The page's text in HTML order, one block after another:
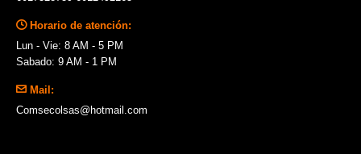
Horario de atención:
Lun - Vie: 8 AM - 5 PM
Sabado: 9 AM - 1 PM
Mail:
Comsecolsas@hotmail.com